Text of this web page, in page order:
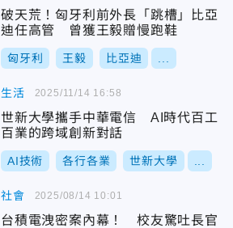
破天荒！匈牙利前外長「跳槽」比亞
迪任高管 曾獲王毅贈慢跑鞋
匈牙利 王毅 比亞迪
生活
世新大學攜手中華電信 AI時代百工
百業的跨域創新對話
AI技術 各行各業 世新大學
2025/11/14 16:58
社會
台積電洩密案內幕！ 校友驚吐長官
2025/08/14 10:01